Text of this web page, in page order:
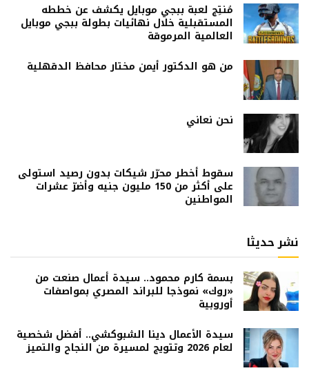
مُنتِج لعبة ببجي موبايل يكشف عن خططه
المستقبلية خلال نهائيات بطولة ببجي موبايل
العالمية المرموقة
من هو الدكتور أيمن مختار محافظ الدقهلية
نحن نعاني
سقوط أخطر محرّر شيكات بدون رصيد استولى
على أكثر من 150 مليون جنيه وأضرّ عشرات
المواطنين
نشر حديثا
بسمة كارم محمود.. سيدة أعمال صنعت من
«روك» نموذجا للبراند المصري بمواصفات
أوروبية
سيدة الأعمال دينا الشبوكشي.. أفضل شخصية
لعام 2026 وتتويج لمسيرة من النجاح والتميز